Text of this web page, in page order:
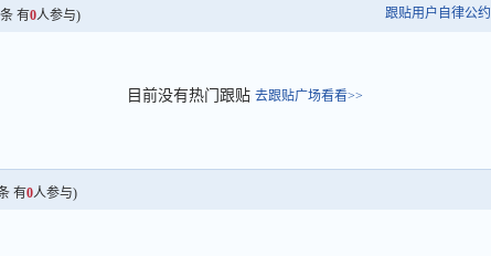
条 有0人参与) 跟贴用户自律公约
目前没有热门跟贴 去跟贴广场看看>>
有0人参与)